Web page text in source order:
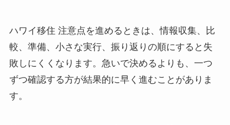
ハワイ移住 注意点を進めるときは、情報収集、比
較、準備、小さな実行、振り返りの順にすると失
敗しにくくなります。急いで決めるよりも、一つ
ずつ確認する方が結果的に早く進むことがありま
す。